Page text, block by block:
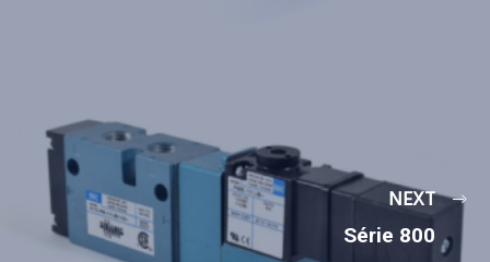
NEXT
Série 800